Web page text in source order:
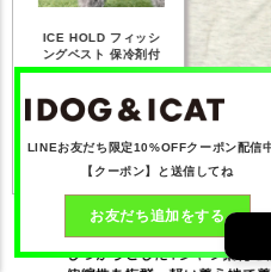
ッククーラー 保冷剤
付
円(税込み)
詳しく見る
テッ
【20
詳
LINEお友だち限定10%OFFクーポン配信
【クーポン】と送信してね
お友だち追加をする